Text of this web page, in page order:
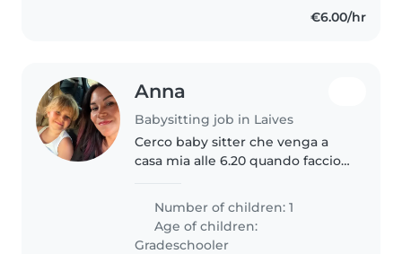
€6.00/hr
Anna
Babysitting job in Laives
Cerco baby sitter che venga a
casa mia alle 6.20 quando faccio
di mattina sabato e domenica
stia con lei dalle..
Number of children: 1
Age of children:
Gradeschooler